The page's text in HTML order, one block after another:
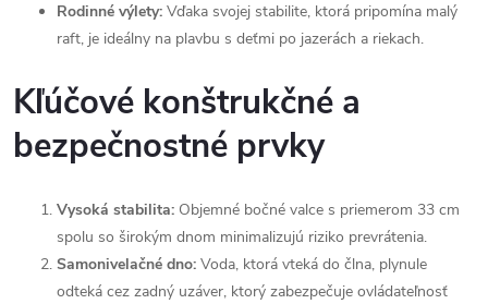
Rodinné výlety: Vďaka svojej stabilite, ktorá pripomína malý
raft, je ideálny na plavbu s deťmi po jazerách a riekach.
Kľúčové konštrukčné a
bezpečnostné prvky
Vysoká stabilita: Objemné bočné valce s priemerom 33 cm
spolu so širokým dnom minimalizujú riziko prevrátenia.
Samonivelačné dno: Voda, ktorá vteká do člna, plynule
odteká cez zadný uzáver, ktorý zabezpečuje ovládateľnosť